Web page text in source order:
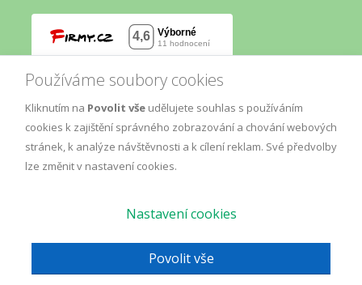
Používáme soubory cookies
Kliknutím na Povolit vše udělujete souhlas s používáním
cookies k zajištění správného zobrazování a chování webových
stránek, k analýze návštěvnosti a k cílení reklam. Své předvolby
lze změnit v nastavení cookies.
Nastavení cookies
Povolit vše
Marketing, All Rights Reserved.